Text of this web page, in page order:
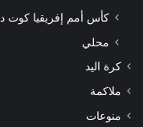
كأس أمم إفريقيا كوت
محلي
كرة اليد
ملاكمة
منوعات